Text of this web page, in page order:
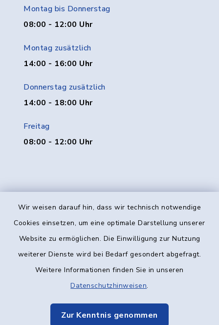
Wir weisen darauf hin, dass wir technisch notwendige
Cookies einsetzen, um eine optimale Darstellung unserer
Website zu ermöglichen. Die Einwilligung zur Nutzung
weiterer Dienste wird bei Bedarf gesondert abgefragt.
Weitere Informationen finden Sie in unseren
Datenschutzhinweisen.
Zur Kenntnis genommen
Montag bis Donnerstag
08:00 - 12:00 Uhr
Montag zusätzlich
14:00 - 16:00 Uhr
Donnerstag zusätzlich
14:00 - 18:00 Uhr
Freitag
08:00 - 12:00 Uhr
Kontakt
Datenschutz